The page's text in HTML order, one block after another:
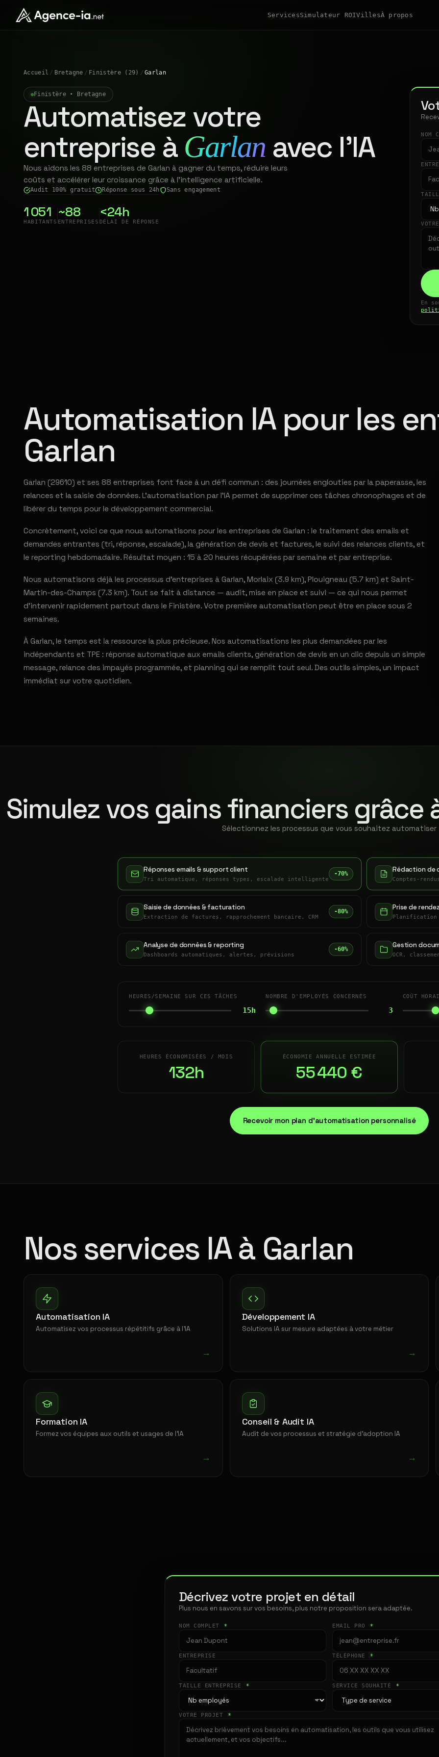
ServicesSimulateur ROIVillesÀ propos
Accueil / Bretagne / Finistère (29) / Garlan
Finistère • Bretagne
Automatisez votre
entreprise à Garlanavec l'IA
Nous aidons les 88 entreprises de Garlan à gagner du temps, réduire leurs
coûts et accélérer leur croissance grâce à l'intelligence artificielle.
Audit 100% gratuit Réponse sous 24h Sans engagement
1 051
HABITANTS
~88
ENTREPRISES
<24h
DÉLAI DE RÉPONSE
NOM
En
Automatisation IA pour les
Garlan
Garlan (29610) et ses 88 entreprises font face à un défi commun : des journées englouties par la paperasse, les
relances et la saisie de données. L'automatisation par l'IA permet de supprimer ces tâches chronophages et de
libérer du temps pour le développement commercial.
Concrètement, voici ce que nous automatisons pour les entreprises de Garlan : le traitement des emails et
demandes entrantes (tri, réponse, escalade), la génération de devis et factures, le suivi des relances clients, et
le reporting hebdomadaire. Résultat moyen : 15 à 20 heures récupérées par semaine et par entreprise.
Nous automatisons déjà les processus d'entreprises à Garlan, Morlaix (3.9 km), Plouigneau (5.7 km) et Saint-
Martin-des-Champs (7.3 km). Tout se fait à distance — audit, mise en place et suivi — ce qui nous permet
d'intervenir rapidement partout dans le Finistère. Votre première automatisation peut être en place sous 2
semaines.
À Garlan, le temps est la ressource la plus précieuse. Nos automatisations les plus demandées par les
indépendants et TPE : réponse automatique aux emails clients, génération de devis en un clic depuis un simple
message, relance des impayés programmée, et planning qui se remplit tout seul. Des outils simples, un impact
immédiat sur votre quotidien.
Simulez vos gains financiers
Sélectionnez les processus que vous souhaitez automatiser
Réponses emails & support client
Tri automatique, réponses types, escalade intelligente
-70% Rédaction de
Comptes-
Saisie de données & facturation
Extraction de factures, rapprochement bancaire, CRM
-80% Prise de
Planification
Analyse de données & reporting
Dashboards automatiques, alertes, prévisions
-60% Gestion
OCR,
HEURES/SEMAINE SUR CES TÂCHES
15h
NOMBRE D'EMPLOYÉS CONCERNÉS
3
COÛT
HEURES ÉCONOMISÉES / MOIS
132h
ÉCONOMIE ANNUELLE ESTIMÉE
55 440 €
Recevoir mon plan d'automatisation personnalisé
Nos services IA à Garlan
Automatisation IA
Automatisez vos processus répétitifs grâce à l'IA
→
Développement IA
Solutions IA sur mesure adaptées à votre métier
→
Formation IA
Formez vos équipes aux outils et usages de l'IA
→
Conseil & Audit IA
Audit de vos processus et stratégie d'adoption IA
→
Décrivez votre projet en détail
Plus nous en savons sur vos besoins, plus notre proposition sera adaptée.
NOM COMPLET * EMAIL PRO *
ENTREPRISE TÉLÉPHONE *
TAILLE ENTREPRISE * SERVICE SOUHAITÉ *
VOTRE PROJET *